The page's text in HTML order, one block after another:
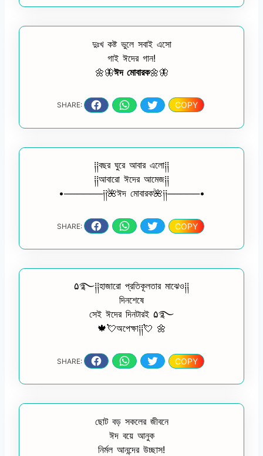
দুঃখ কষ্ট ভুলে সবাই এসো
গাই ঈদের গান!
🌼🦋ঈদ মোবারক🌼🦋
SHARE: COPY
༐༐বছর ঘুরে আবার এলো༐༐
༐༐আবারো ঈদের আমেজ༐༐
•──────༏༏🌺ঈদ মোবারক🌺༏༏─────•
SHARE: COPY
۵࿐༐༐হাজারো প্রতিকূলতার মাঝেও༐༐
দিনশেষে
সেই ঈদের দিনটারই ۵࿐
🍁💘অপেক্ষা༐༐💘 🌼
SHARE: COPY
ছোট বড় সকলের জীবনে
ঈদ বয়ে আনুক
নির্মল আনন্দের উচ্ছাস!